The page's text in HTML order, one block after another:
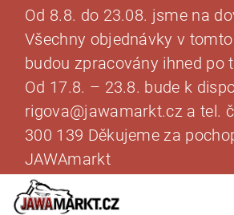
Od 8.8. do 23.08. jsme na
Všechny objednávky v
budou zpracovány ihned po
Od 17.8. – 23.8. bude k
rigova@jawamarkt.cz a tel.
300 139 Děkujeme za
JAWAmarkt